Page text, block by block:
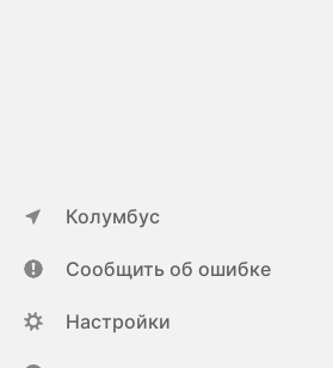
Колумбус
Сообщить об ошибке
Настройки